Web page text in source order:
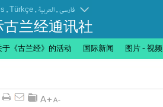
. Türkçe . العربیة.فارسی
兰经通讯社
于《古兰经》的活动 国际新闻 图片 - 视频